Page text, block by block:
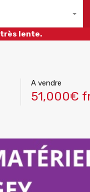
lente.
A vendre
51,000€